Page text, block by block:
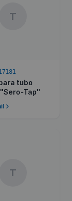
T
tubo
Tap"
T